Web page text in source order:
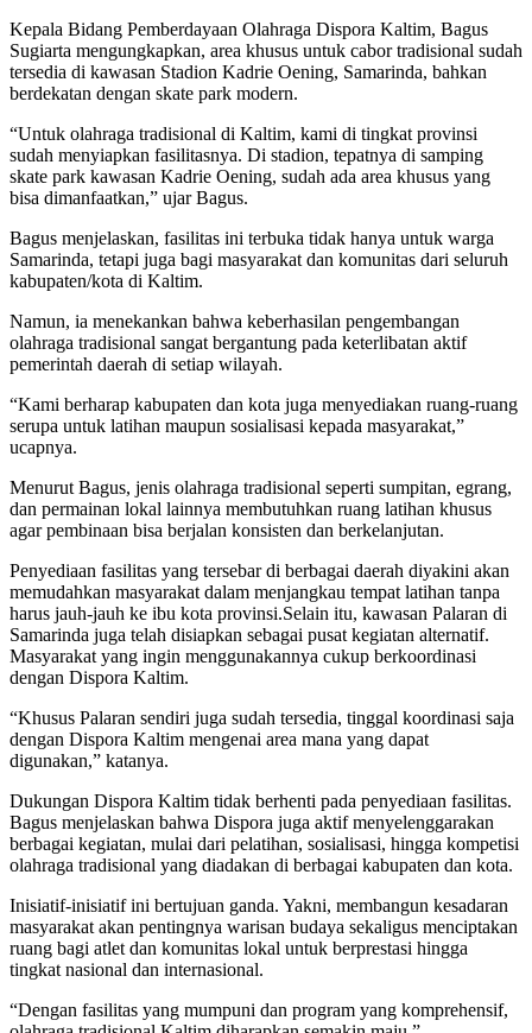
Kepala Bidang Pemberdayaan Olahraga Dispora Kaltim, Bagus
Sugiarta mengungkapkan, area khusus untuk cabor tradisional sudah
tersedia di kawasan Stadion Kadrie Oening, Samarinda, bahkan
berdekatan dengan skate park modern.
“Untuk olahraga tradisional di Kaltim, kami di tingkat provinsi
sudah menyiapkan fasilitasnya. Di stadion, tepatnya di samping
skate park kawasan Kadrie Oening, sudah ada area khusus yang
bisa dimanfaatkan,” ujar Bagus.
Bagus menjelaskan, fasilitas ini terbuka tidak hanya untuk warga
Samarinda, tetapi juga bagi masyarakat dan komunitas dari seluruh
kabupaten/kota di Kaltim.
Namun, ia menekankan bahwa keberhasilan pengembangan
olahraga tradisional sangat bergantung pada keterlibatan aktif
pemerintah daerah di setiap wilayah.
“Kami berharap kabupaten dan kota juga menyediakan ruang-ruang
serupa untuk latihan maupun sosialisasi kepada masyarakat,”
ucapnya.
Menurut Bagus, jenis olahraga tradisional seperti sumpitan, egrang,
dan permainan lokal lainnya membutuhkan ruang latihan khusus
agar pembinaan bisa berjalan konsisten dan berkelanjutan.
Penyediaan fasilitas yang tersebar di berbagai daerah diyakini akan
memudahkan masyarakat dalam menjangkau tempat latihan tanpa
harus jauh-jauh ke ibu kota provinsi.Selain itu, kawasan Palaran di
Samarinda juga telah disiapkan sebagai pusat kegiatan alternatif.
Masyarakat yang ingin menggunakannya cukup berkoordinasi
dengan Dispora Kaltim.
“Khusus Palaran sendiri juga sudah tersedia, tinggal koordinasi saja
dengan Dispora Kaltim mengenai area mana yang dapat
digunakan,” katanya.
Dukungan Dispora Kaltim tidak berhenti pada penyediaan fasilitas.
Bagus menjelaskan bahwa Dispora juga aktif menyelenggarakan
berbagai kegiatan, mulai dari pelatihan, sosialisasi, hingga kompetisi
olahraga tradisional yang diadakan di berbagai kabupaten dan kota.
Inisiatif-inisiatif ini bertujuan ganda. Yakni, membangun kesadaran
masyarakat akan pentingnya warisan budaya sekaligus menciptakan
ruang bagi atlet dan komunitas lokal untuk berprestasi hingga
tingkat nasional dan internasional.
“Dengan fasilitas yang mumpuni dan program yang komprehensif,